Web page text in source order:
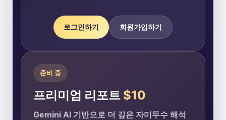
로그인하기 회원가입하기
준비 중
프리미엄 리포트 $10
Gemini AI 기반으로 더 깊은 자미두수 해석